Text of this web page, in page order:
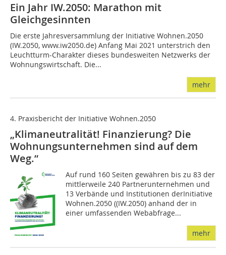
Ein Jahr IW.2050: Marathon mit
Gleichgesinnten
Die erste Jahresversammlung der Initiative Wohnen.2050
(IW.2050, www.iw2050.de) Anfang Mai 2021 unterstrich den
Leuchtturm-Charakter dieses bundesweiten Netzwerks der
Wohnungswirtschaft. Die...
mehr
4. Praxisbericht der Initiative Wohnen.2050
„Klimaneutralität! Finanzierung? Die
Wohnungsunternehmen sind auf dem
Weg.“
Auf rund 160 Seiten gewähren bis zu 83 der
mittlerweile 240 Partnerunternehmen und
13 Verbände und Institutionen derInitiative
Wohnen.2050 ((IW.2050) anhand der in
einer umfassenden Webabfrage...
mehr